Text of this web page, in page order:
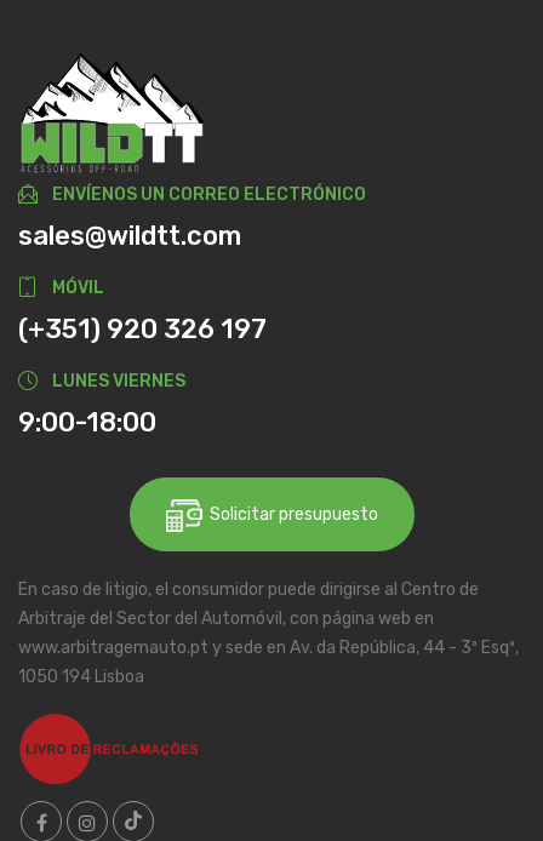
ENVÍENOS UN CORREO ELECTRÓNICO
sales@wildtt.com
MÓVIL
(+351) 920 326 197
LUNES VIERNES
9:00-18:00
Solicitar presupuesto
En caso de litigio, el consumidor puede dirigirse al Centro de
Arbitraje del Sector del Automóvil, con página web en
www.arbitragemauto.pt y sede en Av. da República, 44 - 3º Esqº,
1050 194 Lisboa